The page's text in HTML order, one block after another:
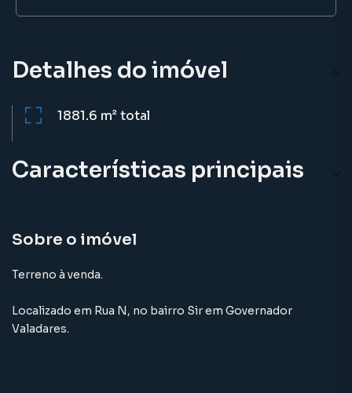
Detalhes do imóvel
1881.6 m²total
Características principais
Sobre o imóvel
Terreno à venda.
Localizado em Rua N, no bairro Sirem Governador
Valadares.